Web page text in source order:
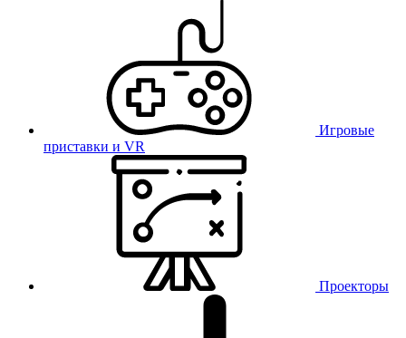
Игровые
приставки и VR
Проекторы